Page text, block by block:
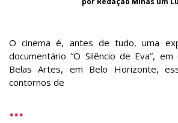
O cinema é, antes de tudo, uma
documentário “O Silêncio de Eva”,
Belas Artes, em Belo Horizonte,
contornos de